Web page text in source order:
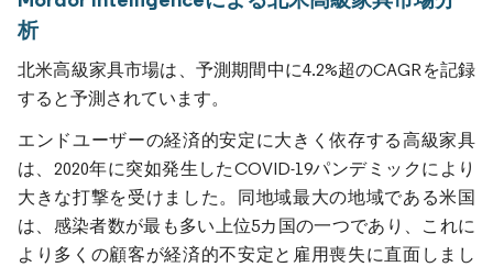
析
北米高級家具市場は、予測期間中に4.2%超のCAGRを記録
すると予測されています。
エンドユーザーの経済的安定に大きく依存する高級家具
は、2020年に突如発生したCOVID-19パンデミックにより
大きな打撃を受けました。同地域最大の地域である米国
は、感染者数が最も多い上位5カ国の一つであり、これに
より多くの顧客が経済的不安定と雇用喪失に直面しまし